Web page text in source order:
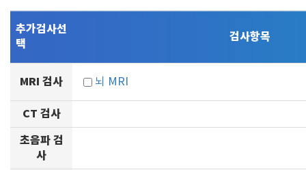
추가검사선
택
검사항목
MRI 검사 뇌 MRI
CT 검사
초음파 검
사